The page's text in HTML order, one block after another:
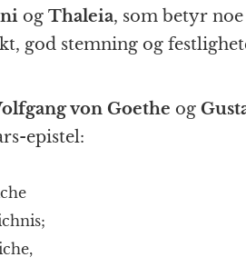
og Thaleia, som betyr
god stemning og
von Goethe og
epistel: